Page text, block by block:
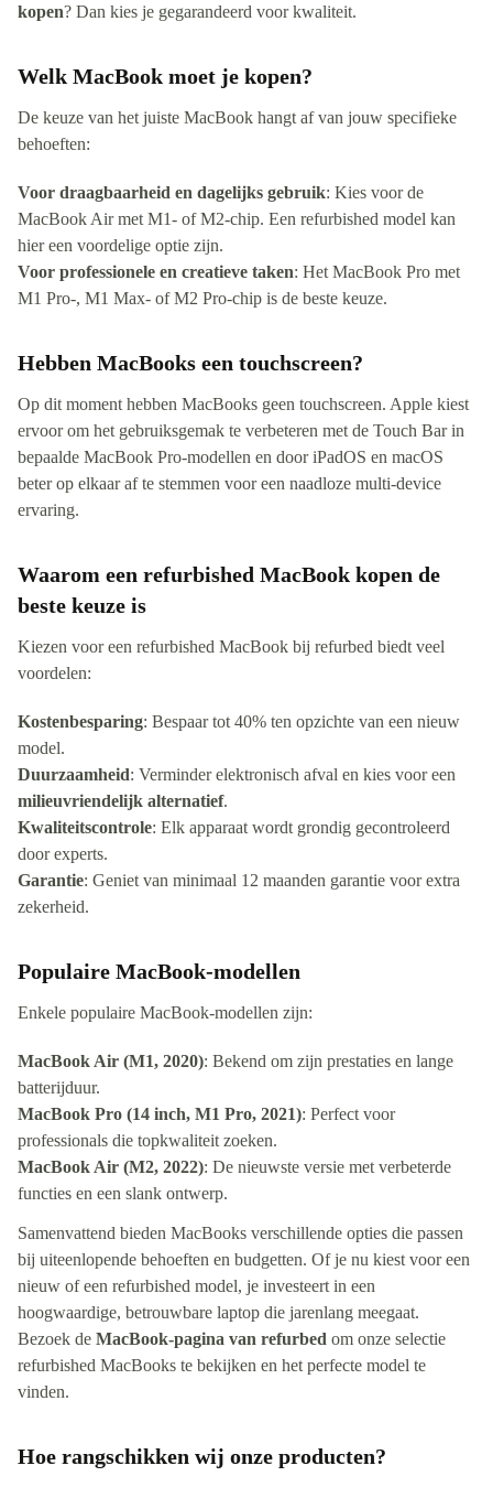
kopen? Dan kies je gegarandeerd voor kwaliteit.
Welk MacBook moet je kopen?
De keuze van het juiste MacBook hangt af van jouw specifieke
behoeften:
Voor draagbaarheid en dagelijks gebruik: Kies voor de
MacBook Air met M1- of M2-chip. Een refurbished model kan
hier een voordelige optie zijn.
Voor professionele en creatieve taken: Het MacBook Pro met
M1 Pro-, M1 Max- of M2 Pro-chip is de beste keuze.
Hebben MacBooks een touchscreen?
Op dit moment hebben MacBooks geen touchscreen. Apple kiest
ervoor om het gebruiksgemak te verbeteren met de Touch Bar in
bepaalde MacBook Pro-modellen en door iPadOS en macOS
beter op elkaar af te stemmen voor een naadloze multi-device
ervaring.
Waarom een refurbished MacBook kopen de
beste keuze is
Kiezen voor een refurbished MacBook bij refurbed biedt veel
voordelen:
Kostenbesparing: Bespaar tot 40% ten opzichte van een nieuw
model.
Duurzaamheid: Verminder elektronisch afval en kies voor een
milieuvriendelijk alternatief.
Kwaliteitscontrole: Elk apparaat wordt grondig gecontroleerd
door experts.
Garantie: Geniet van minimaal 12 maanden garantie voor extra
zekerheid.
Populaire MacBook-modellen
Enkele populaire MacBook-modellen zijn:
MacBook Air (M1, 2020): Bekend om zijn prestaties en lange
batterijduur.
MacBook Pro (14 inch, M1 Pro, 2021): Perfect voor
professionals die topkwaliteit zoeken.
MacBook Air (M2, 2022): De nieuwste versie met verbeterde
functies en een slank ontwerp.
Samenvattend bieden MacBooks verschillende opties die passen
bij uiteenlopende behoeften en budgetten. Of je nu kiest voor een
nieuw of een refurbished model, je investeert in een
hoogwaardige, betrouwbare laptop die jarenlang meegaat.
Bezoek de MacBook-pagina van refurbed om onze selectie
refurbished MacBooks te bekijken en het perfecte model te
vinden.
Hoe rangschikken wij onze producten?